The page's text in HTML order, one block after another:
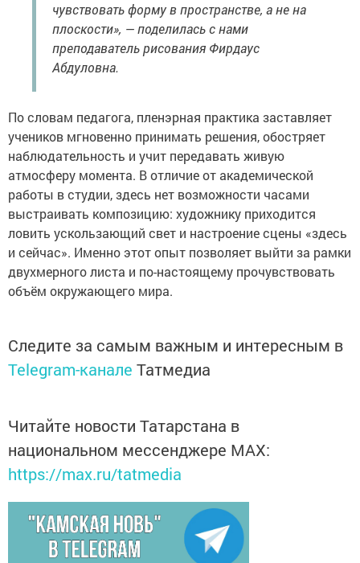
чувствовать форму в пространстве, а не на
плоскости», — поделилась с нами
преподаватель рисования Фирдаус
Абдуловна.
По словам педагога, пленэрная практика заставляет
учеников мгновенно принимать решения, обостряет
наблюдательность и учит передавать живую
атмосферу момента. В отличие от академической
работы в студии, здесь нет возможности часами
выстраивать композицию: художнику приходится
ловить ускользающий свет и настроение сцены «здесь
и сейчас». Именно этот опыт позволяет выйти за рамки
двухмерного листа и по-настоящему прочувствовать
объём окружающего мира.
Следите за самым важным и интересным в
Telegram-канале Татмедиа
Читайте новости Татарстана в
национальном мессенджере MАХ:
https://max.ru/tatmedia